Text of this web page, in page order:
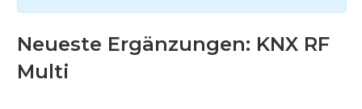
Neueste Ergänzungen: KNX RF
Multi